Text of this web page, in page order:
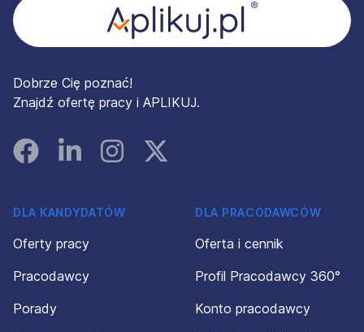
Dobrze Cię poznać!
Znajdź ofertę pracy i APLIKUJ.
FacebookLinked InInstagramInstagram
DLA KANDYDATÓW
Oferty pracy
Pracodawcy
Porady
DLA PRACODAWCÓW
Oferta i cennik
Profil Pracodawcy 360°
Konto pracodawcy